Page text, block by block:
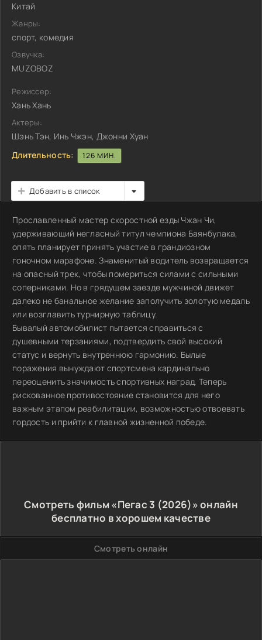
Китай
Жанры:
спорт, комедия
Озвучка:
MUZOBOZ
Режиссер:
Хань Хань
Актеры:
Шэнь Тэн, Инь Чжэн, Джонни Хуан
Длительность:
126 МИН.
Добавить в список
Прославленный мастер скоростной езды Чжан Чи,
удерживающий негласный титул чемпиона Баянбулака,
опять планирует принять участие в грандиозном
гоночном марафоне. Знаменитый водитель возвращается
на опасный трек, чтобы помериться силами с сильными
соперниками. Но в грядущем заезде мужчиной движет
далеко не банальное желание заполучить золотую медаль
или возглавить турнирную таблицу.
Бывалый автомобилист пытается справиться с
душевными терзаниями, подтвердить свой высокий
статус и вернуть внутреннюю гармонию. Былые
поражения вынуждают спортсмена кардинально
переоценить значимость спортивных наград. Теперь
рискованное противостояние становится для него
важным этапом реабилитации, возможностью отвоевать
гордость и прийти к главной жизненной победе.
Смотреть фильм «Пегас 3 (2026)» онлайн
бесплатно в хорошем качестве
Смотреть онлайн